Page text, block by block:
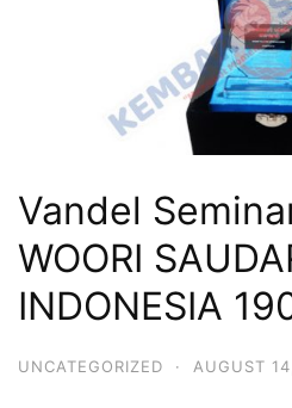
Vandel
WOORI
INDONESIA
UNCATEGORIZED · AUGUST